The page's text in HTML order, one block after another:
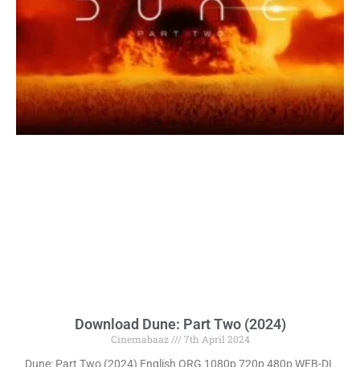
Download Dune: Part Two (2024)
Cinemabaaz
7th April 2024
Dune: Part Two (2024) English ORG 1080p 720p 480p WEB-DL